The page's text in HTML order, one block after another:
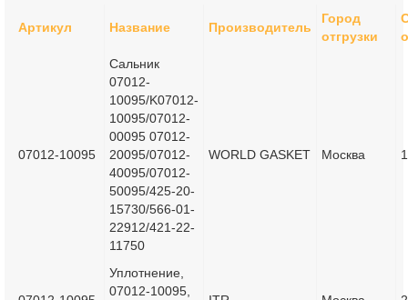
Артикул Название Производитель
Город
отгрузки
07012-10095
Сальник
07012-
10095/K07012-
10095/07012-
00095 07012-
20095/07012-
40095/07012-
50095/425-20-
15730/566-01-
22912/421-22-
11750
WORLD GASKET Москва
Уплотнение,
07012-10095,